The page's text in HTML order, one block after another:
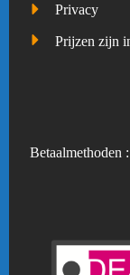
Privacy
Prijzen zijn
Betaalmethoden :